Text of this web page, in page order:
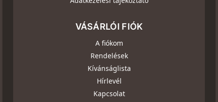
VÁSÁRLÓI FIÓK
A fiókom
Rendelések
Kívánságlista
Hírlevél
Kapcsolat